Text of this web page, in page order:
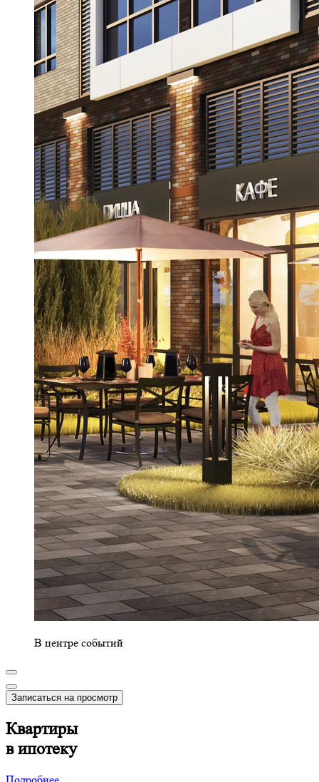
В центре событий
Записаться на просмотр
Квартиры
в ипотеку